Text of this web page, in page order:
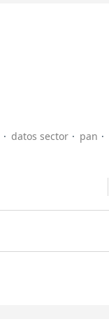
datos sector
pan